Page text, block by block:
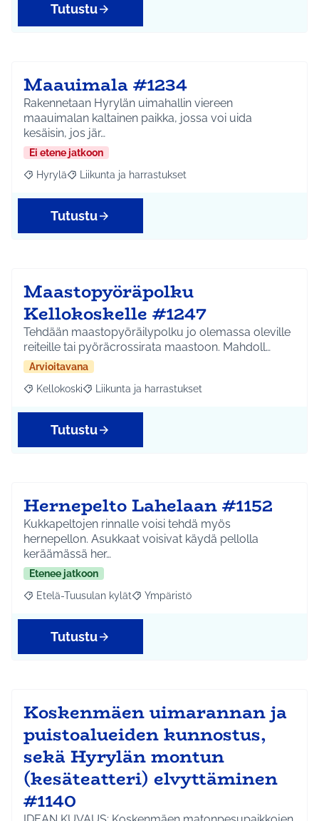
Tutustu
Maauimala #1234
Rakennetaan Hyrylän uimahallin viereen
maauimalan kaltainen paikka, jossa voi uida
kesäisin, jos jär…
Ei etene jatkoon
Rajaa tulokset aihepiirin mukaan: Hyrylä
Hyrylä Rajaa tulokset teeman mukaan: Liikunta ja
Liikunta ja harrastukset
Tutustu
Maastopyöräpolku
Kellokoskelle #1247
Tehdään maastopyöräilypolku jo olemassa oleville
reiteille tai pyöräcrossirata maastoon. Mahdoll…
Arvioitavana
Rajaa tulokset aihepiirin mukaan: Kellokoski
Kellokoski Rajaa tulokset teeman mukaan: Liikunta ja
Liikunta ja harrastukset
Tutustu
Hernepelto Lahelaan #1152
Kukkapeltojen rinnalle voisi tehdä myös
hernepellon. Asukkaat voisivat käydä pellolla
keräämässä her…
Etenee jatkoon
Rajaa tulokset aihepiirin mukaan: Etelä-Tuusulan kylät
Etelä-Tuusulan kylät Rajaa tulokset teeman mukaan:
Ympäristö
Tutustu
Koskenmäen uimarannan ja
puistoalueiden kunnostus,
sekä Hyrylän montun
(kesäteatteri) elvyttäminen
#1140